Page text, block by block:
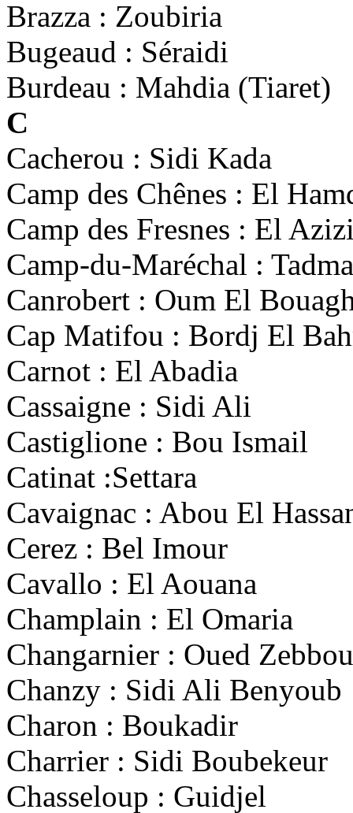
Brazza : Zoubiria
Bugeaud : Séraidi
Burdeau : Mahdia (Tiaret)
C
Cacherou : Sidi Kada
Camp des Chênes : El
Camp des Fresnes : El
Camp-du-Maréchal :
Canrobert : Oum El
Cap Matifou : Bordj El
Carnot : El Abadia
Cassaigne : Sidi Ali
Castiglione : Bou Ismail
Catinat :Settara
Cavaignac : Abou El
Cerez : Bel Imour
Cavallo : El Aouana
Champlain : El Omaria
Changarnier : Oued
Chanzy : Sidi Ali Benyoub
Charon : Boukadir
Charrier : Sidi Boubekeur
Chasseloup : Guidjel